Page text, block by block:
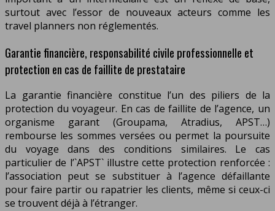
surtout avec l’essor de nouveaux acteurs comme les
travel planners non réglementés.
Garantie financière, responsabilité civile professionnelle et
protection en cas de faillite de prestataire
La garantie financière constitue l’un des piliers de la
protection du voyageur. En cas de faillite de l’agence, un
organisme garant (Groupama, Atradius, APST…)
rembourse les sommes versées ou permet la poursuite
du voyage dans des conditions similaires. Le cas
particulier de l’`APST` illustre cette protection renforcée :
l’association peut se substituer à l’agence défaillante
pour faire partir ou rapatrier les clients, même si ceux-ci
se trouvent déjà à l’étranger.